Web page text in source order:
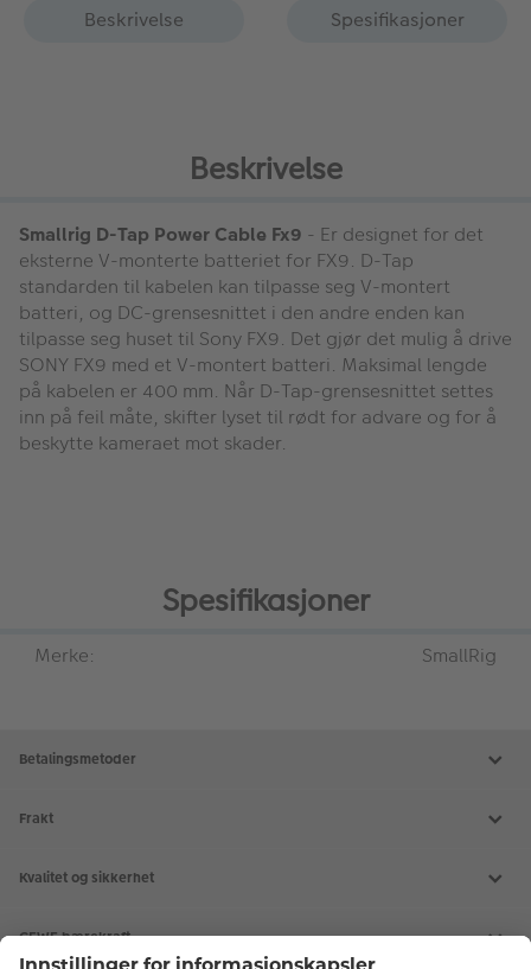
Beskrivelse Spesifikasjoner
Beskrivelse
Smallrig D-Tap Power Cable Fx9 - Er designet for det
eksterne V-monterte batteriet for FX9. D-Tap
standarden til kabelen kan tilpasse seg V-montert
batteri, og DC-grensesnittet i den andre enden kan
tilpasse seg huset til Sony FX9. Det gjør det mulig å drive
SONY FX9 med et V-montert batteri. Maksimal lengde
på kabelen er 400 mm. Når D-Tap-grensesnittet settes
inn på feil måte, skifter lyset til rødt for advare og for å
beskytte kameraet mot skader.
Spesifikasjoner
Merke: SmallRig
Betalingsmetoder
Frakt
Kvalitet og sikkerhet
CEWE bærekraft